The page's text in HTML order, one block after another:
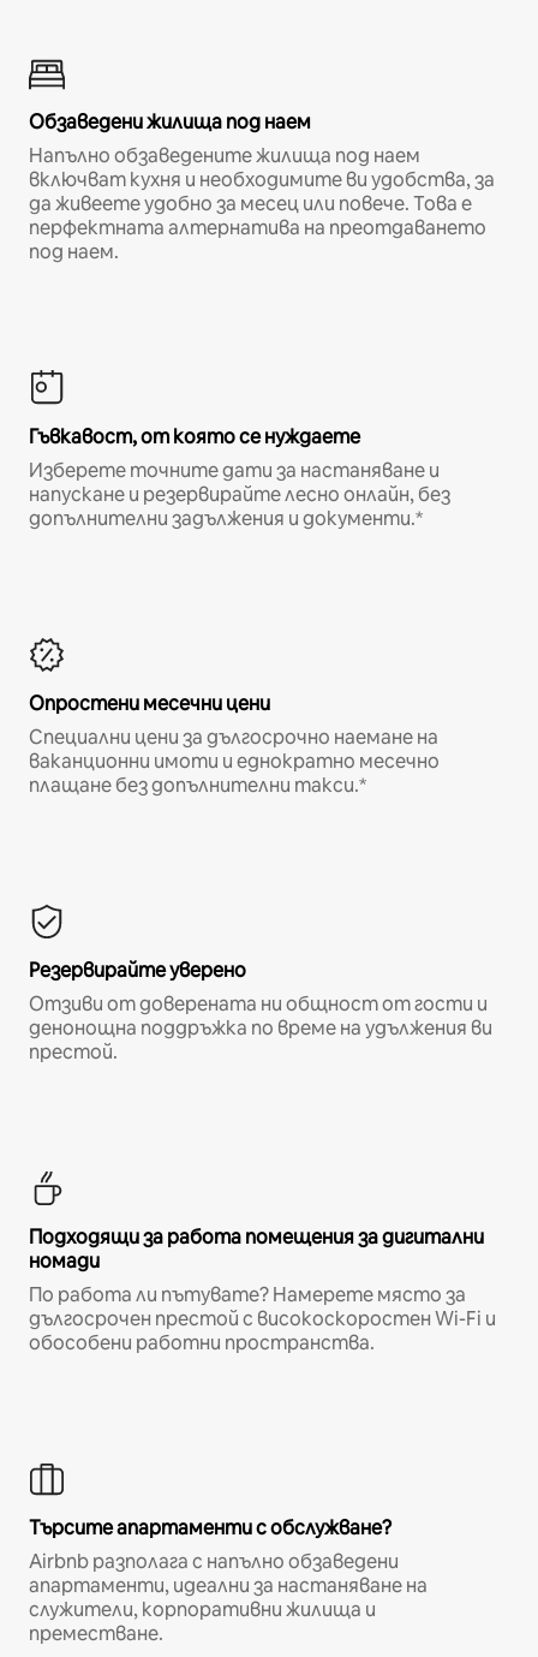
Обзаведени жилища под наем
Напълно обзаведените жилища под наем
включват кухня и необходимите ви удобства, за
да живеете удобно за месец или повече. Това е
перфектната алтернатива на преотдаването
под наем.
Гъвкавост, от която се нуждаете
Изберете точните дати за настаняване и
напускане и резервирайте лесно онлайн, без
допълнителни задължения и документи.*
Опростени месечни цени
Специални цени за дългосрочно наемане на
ваканционни имоти и еднократно месечно
плащане без допълнителни такси.*
Резервирайте уверено
Отзиви от доверената ни общност от гости и
денонощна поддръжка по време на удължения ви
престой.
Подходящи за работа помещения за дигитални
номади
По работа ли пътувате? Намерете място за
дългосрочен престой с високоскоростен Wi-Fi и
обособени работни пространства.
Търсите апартаменти с обслужване?
Airbnb разполага с напълно обзаведени
апартаменти, идеални за настаняване на
служители, корпоративни жилища и
преместване.